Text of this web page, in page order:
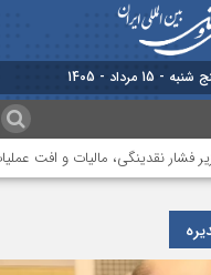
15 مرداد - 1405
نقدینگی، مالیات و افت عملیات